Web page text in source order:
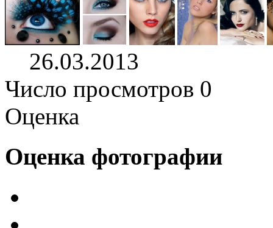
26.03.2013
Число просмотров 0
Оценка
Оценка фотографии